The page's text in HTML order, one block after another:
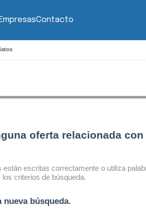
EmpresasContacto
oferta relacionada con
escritas correctamente o utiliza
criterios de búsqueda.
nueva búsqueda.